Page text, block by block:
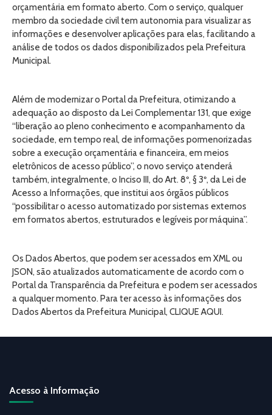
orçamentária em formato aberto. Com o serviço, qualquer
membro da sociedade civil tem autonomia para visualizar as
informações e desenvolver aplicações para elas, facilitando a
análise de todos os dados disponibilizados pela Prefeitura
Municipal.
Além de modernizar o Portal da Prefeitura, otimizando a
adequação ao disposto da Lei Complementar 131, que exige
“liberação ao pleno conhecimento e acompanhamento da
sociedade, em tempo real, de informações pormenorizadas
sobre a execução orçamentária e financeira, em meios
eletrônicos de acesso público”, o novo serviço atenderá
também, integralmente, o Inciso III, do Art. 8º, § 3º, da Lei de
Acesso a Informações, que institui aos órgãos públicos
“possibilitar o acesso automatizado por sistemas externos
em formatos abertos, estruturados e legíveis por máquina”.
Os Dados Abertos, que podem ser acessados em XML ou
JSON, são atualizados automaticamente de acordo com o
Portal da Transparência da Prefeitura e podem ser acessados
a qualquer momento. Para ter acesso às informações dos
Dados Abertos da Prefeitura Municipal, CLIQUE AQUI.
Acesso à Informação